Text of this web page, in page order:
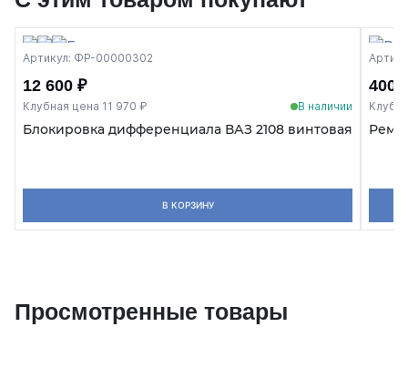
Артикул: ФР-00000302
12 600 ₽
Клубная цена 11 970 ₽ В наличии
Блокировка дифференциала ВАЗ 2108 винтовая
В КОРЗИНУ
400
Просмотренные товары